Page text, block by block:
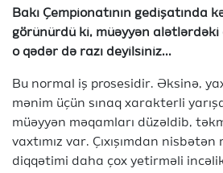
Bakı Çempionatının gedişatında
görünürdü ki, müəyyən alətlərdəki
o qədər də razı deyilsiniz...
Bu normal iş prosesidir. Əksinə,
mənim üçün sınaq xarakterli
müəyyən məqamları düzəldib,
vaxtımız var. Çıxışımdan nisbətən
diqqətimi daha çox yetirməli